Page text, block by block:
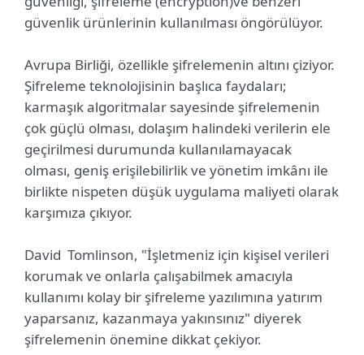
güvenlik ürünlerinin kullanılması öngörülüyor.
Avrupa Birliği, özellikle şifrelemenin altını çiziyor.
Şifreleme teknolojisinin başlıca faydaları;
karmaşık algoritmalar sayesinde şifrelemenin
çok güçlü olması, dolaşım halindeki verilerin ele
geçirilmesi durumunda kullanılamayacak
olması, geniş erişilebilirlik ve yönetim imkânı ile
birlikte nispeten düşük uygulama maliyeti olarak
karşımıza çıkıyor.
David Tomlinson, "İşletmeniz için kişisel verileri
korumak ve onlarla çalışabilmek amacıyla
kullanımı kolay bir şifreleme yazılımına yatırım
yaparsanız, kazanmaya yakınsınız" diyerek
şifrelemenin önemine dikkat çekiyor.